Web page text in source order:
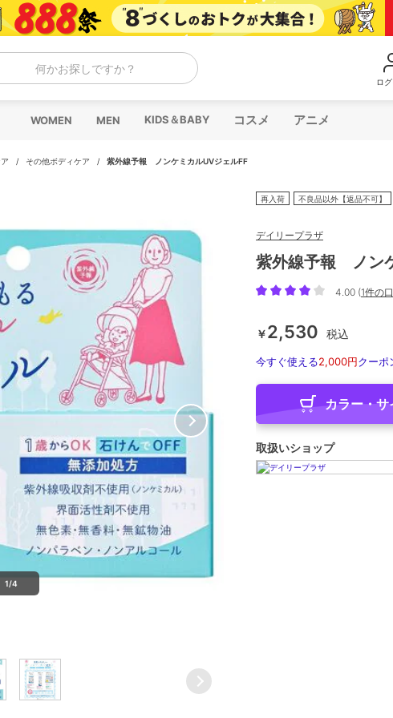
何かお探しですか？
ロ
WOMEN MEN KIDS＆BABY コスメ アニメ
/ その他ボディケア / 紫外線予報 ノンケミカルUVジェルFF
1/4
再入荷 不良品以外【返品不可】
デイリープラザ
紫外線予報 ノン
4.00 (1件の
￥2,530 税込
今すぐ使える2,000円クーポ
カラー・サ
取扱いショップ